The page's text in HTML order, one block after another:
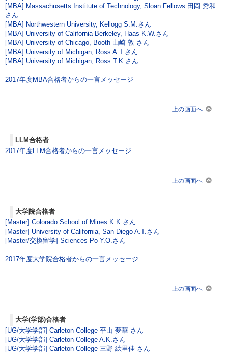
[MBA] Massachusetts Institute of Technology, Sloan Fellows 田岡 秀和
さん
[MBA] Northwestern University, Kellogg S.M.さん
[MBA] University of California Berkeley, Haas K.W.さん
[MBA] University of Chicago, Booth 山崎 敦 さん
[MBA] University of Michigan, Ross A.T.さん
[MBA] University of Michigan, Ross T.K.さん
2017年度MBA合格者からの一言メッセージ
上の画面へ
LLM合格者
2017年度LLM合格者からの一言メッセージ
上の画面へ
大学院合格者
[Master] Colorado School of Mines K.K.さん
[Master] University of California, San Diego A.T.さん
[Master/交換留学] Sciences Po Y.O.さん
2017年度大学院合格者からの一言メッセージ
上の画面へ
大学(学部)合格者
[UG/大学学部] Carleton College 平山 夢華 さん
[UG/大学学部] Carleton College A.K.さん
[UG/大学学部] Carleton College 三野 絵里佳 さん